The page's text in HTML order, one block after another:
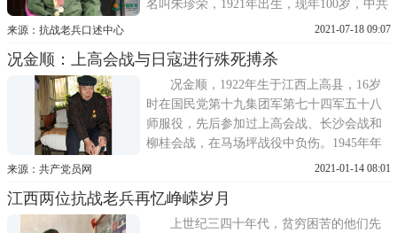
名叫朱珍荣，1921年出生，现年100岁，中共
党员。17岁上战场抵御日寇，先后转战多个
退伍后回乡投身家乡建设，深藏功与名数十
年。朱珍荣向记者讲述自己的抗战经历。战
长沙我1
来源：抗战老兵口述中心 2021-07-18 09:07
况金顺：上高会战与日寇进行殊死搏杀
况金顺，1922年生于江西上高县，16岁
时在国民党第十九集团军第七十四军五十八
师服役，先后参加过上高会战、长沙会战和
柳桂会战，在马场坪战役中负伤。1945年年
初，随中国远征军赴缅甸作战，直到日本无
台湾，留在了上海。翌年，报名参加中国人
民解放军，1951年成为步兵第六师十七团(今
来源：共产党员网 2021-01-14 08:01
江西两位抗战老兵再忆峥嵘岁月
上世纪三四十年代，贫穷困苦的他们先